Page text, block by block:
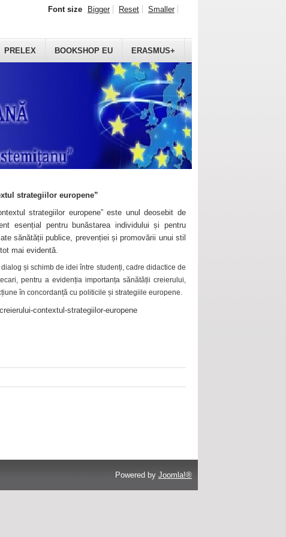
PRELEX BOOKSHOP EU ERASMUS+
Font size Bigger Reset Smaller
strategiilor europene”
strategiilor europene” este unul deosebit de
esențial pentru bunăstarea individului și pentru
sănătății publice, prevenției și promovării unui stil
mai evidentă.
și schimb de idei între studenți, cadre didactice de
pentru a evidenția importanța sănătății creierului,
în concordanță cu politicile și strategiile europene.
contextul-strategiilor-europene
Powered by Joomla!®